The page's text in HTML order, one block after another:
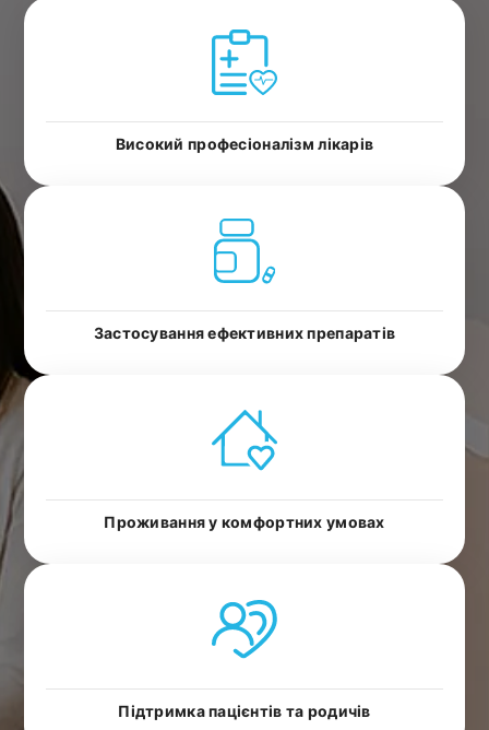
Високий професіоналізм лікарів
Застосування ефективних препаратів
Проживання у комфортних умовах
Підтримка пацієнтів та родичів